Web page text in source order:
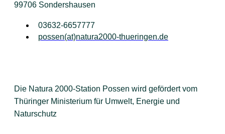
99706 Sondershausen
03632-6657777
possen(at)natura2000-thueringen.de
Die Natura 2000-Station Possen wird gefördert vom
Thüringer Ministerium für Umwelt, Energie und
Naturschutz